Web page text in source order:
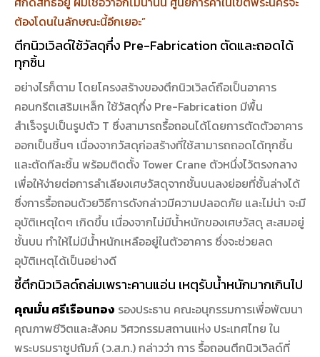
ต้องโดนในลักษณะนี้อีกเยอะ”
ตึกนิวเวิลด์ใช้วัสดุกึ่ง Pre-Fabrication ตัดและถอดได้
ทุกชิ้น
อย่างไรก็ตาม โดยโครงสร้างของตึกนิวเวิลด์ถือเป็นอาคาร
คอนกรีตเสริมเหล็ก ใช้วัสดุกึ่ง Pre-Fabrication มีพื้น
สำเร็จรูปเป็นรูปตัว T ซึ่งสามารถรื้อถอนได้โดยการตัดตัวอาคาร
ออกเป็นชิ้นๆ เนื่องจากวัสดุก่อสร้างที่ใช้สามารถถอดได้ทุกชิ้น
และตัดทีละชิ้น พร้อมติดตั้ง Tower Crane ตัวหนึ่งไว้ตรงกลาง
เพื่อให้ง่ายต่อการลำเลียงเศษวัสดุจากชั้นบนลงย่อยที่ชั้นล่างได้
ซึ่งการรื้อถอนด้วยวิธีการดังกล่าวมีความปลอดภัย และไม่น่า จะมี
อุบัติเหตุใดๆ เกิดขึ้น เนื่องจากไม่มีน้ำหนักของเศษวัสดุ สะสมอยู่
ชั้นบน ทำให้ไม่มีน้ำหนักเหลืออยู่ในตัวอาคาร ซึ่งจะช่วยลด
อุบัติเหตุได้เป็นอย่างดี
ชี้ตึกนิวเวิลด์ถล่มเพราะคานแอ่น เหตุรับน้ำหนักมากเกินไป
คุณมั่น ศรีเรือนทอง รองประธาน คณะอนุกรรมการเพื่อพัฒนา
คุณภาพชีวิตและสังคม วิศวกรรมสถานแห่ง ประเทศไทย ใน
พระบรมราชูปถัมภ์ (ว.ส.ท.) กล่าวว่า การ รื้อถอนตึกนิวเวิลด์ที่